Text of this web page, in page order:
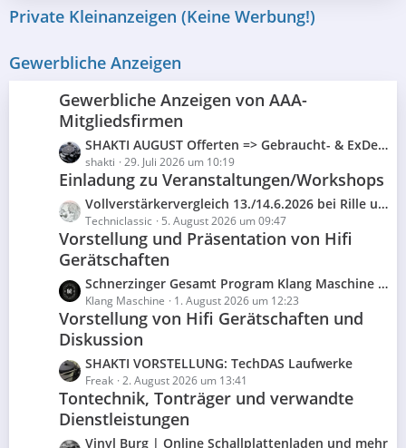
e
i
r
ä
g
e
t
B
i
t
ä
g
e
Private Kleinanzeigen (Keine Werbung!)
Gewerbliche Anzeigen
Gewerbliche Anzeigen von AAA-
Mitgliedsfirmen
L
e
t
z
t
e
B
e
i
r
ä
g
e
SHAKTI AUGUST Offerten => Gebraucht- & ExDemo- & NeuWare
shakti 29. Juli 2026 um 10:19
Einladung zu Veranstaltungen/Workshops
L
e
t
z
e
B
e
i
t
r
ä
g
e
Vollverstärkervergleich 13./14.6.2026 bei Rille und Rebe, Marktplatz 1, 41516 Grevenbroich
Techniclassic 5. August 2026 um 09:47
Vorstellung und Präsentation von Hifi
Gerätschaften
L
e
t
z
e
B
e
i
Schnerzinger Gesamt Program Klang Maschine NRW
Klang Maschine 1. August 2026 um 12:23
Vorstellung von Hifi Gerätschaften und
Diskussion
L
e
t
z
SHAKTI VORSTELLUNG: TechDAS Laufwerke
Freak 2. August 2026 um 13:41
Tontechnik, Tonträger und verwandte
Dienstleistungen
L
Vinyl Burg | Online Schallplattenladen und mehr